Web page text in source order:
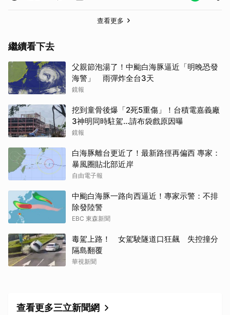
查看更多
繼續看下去
父親節泡湯了！中颱白海豚逼近「明晚恐發
海警」 雨彈炸全台3天
鏡報
挖到童骨後爆「2死5重傷」！台積電嘉義廠
3神明同時駐駕...請布袋戲原因曝
鏡報
白海豚離台更近了！最新路徑再偏西 專家：
暴風圈貼北部近岸
自由電子報
中颱白海豚一路向西逼近！專家示警：不排
除發陸警
EBC 東森新聞
毒駕上路！ 女駕駛隧道口狂飆 失控撞分
隔島翻覆
華視新聞
查看更多三立新聞網